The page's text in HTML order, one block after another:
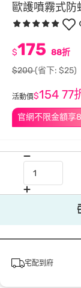
歐護噴霧式防
官網不限金額享
$175 88折
$200(省下: $25)
活動價$154 77
宅配到府